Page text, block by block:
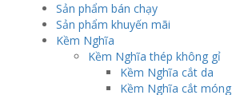
Sản phẩm bán chạy
Sản phẩm khuyến mãi
Kềm Nghĩa
Kềm Nghĩa thép không gỉ
Kềm Nghĩa cắt da
Kềm Nghĩa cắt móng